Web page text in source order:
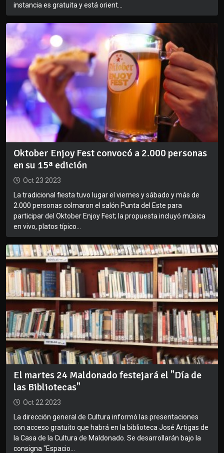
instancia es gratuita y está orient...
Oktober Enjoy Fest convocó a 2.000 personas
en su 15ª edición
Oct 23 2023
La tradicional fiesta tuvo lugar el viernes y sábado y más de
2.000 personas colmaron el salón Punta del Este para
participar del Oktober Enjoy Fest; la propuesta incluyó música
en vivo, platos típico...
El martes 24 Maldonado festejará el "Día de
las Bibliotecas"
Oct 22 2023
La dirección general de Cultura informó las presentaciones
con acceso gratuito que habrá en la biblioteca José Artigas de
la Casa de la Cultura de Maldonado. Se desarrollarán bajo la
consigna "Espacio...